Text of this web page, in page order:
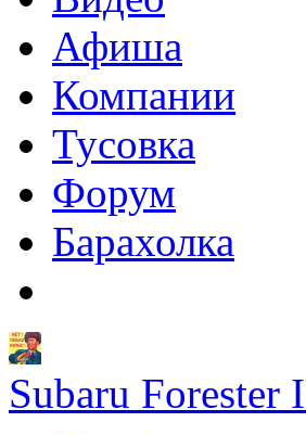
Афиша
Компании
Тусовка
Форум
Барахолка
Subaru Forester